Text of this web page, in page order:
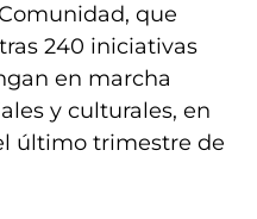
que
240 iniciativas
en marcha
y culturales, en
último trimestre de